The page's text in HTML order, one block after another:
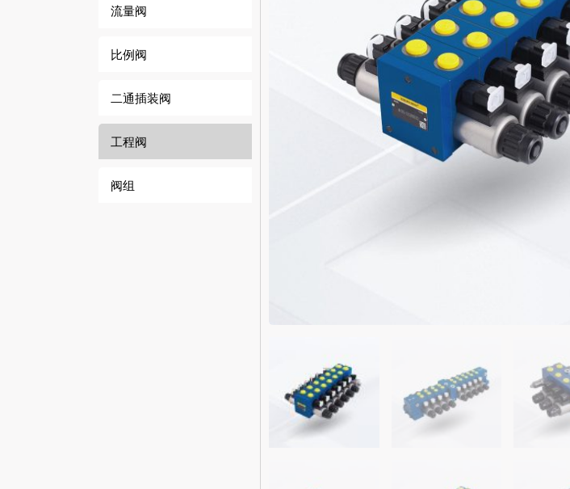
流量阀
比例阀
二通插装阀
工程阀
阀组